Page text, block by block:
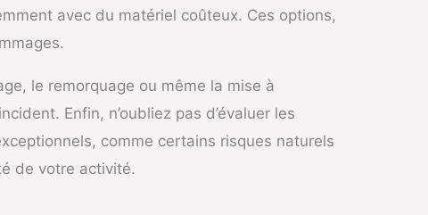
avec du matériel coûteux. Ces options,
le remorquage ou même la mise à
Enfin, n’oubliez pas d’évaluer les
comme certains risques naturels
de votre activité.